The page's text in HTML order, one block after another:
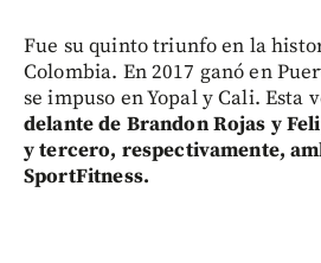
Fue su quinto triunfo en la
Colombia. En 2017 ganó en
se impuso en Yopal y Cali. Esta
delante de Brandon Rojas y
y tercero, respectivamente,
SportFitness.